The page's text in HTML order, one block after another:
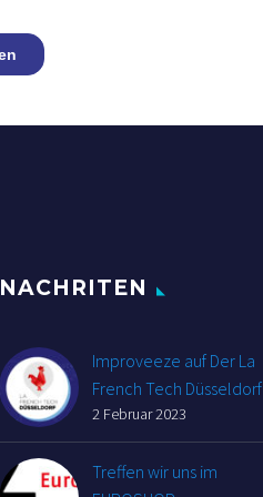
NACHRITEN
Improveeze auf Der La
French Tech Düsseldorf
2 Februar 2023
Treffen wir uns im